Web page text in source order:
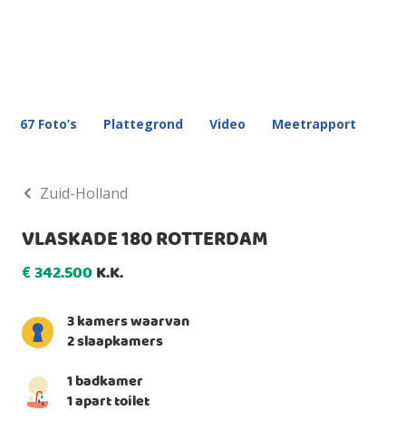
67 Foto’s Plattegrond Video Meetrapport
Zuid-Holland
VLASKADE 180 ROTTERDAM
€342.500K.K.
3 kamers waarvan
2 slaapkamers
1 badkamer
1 apart toilet